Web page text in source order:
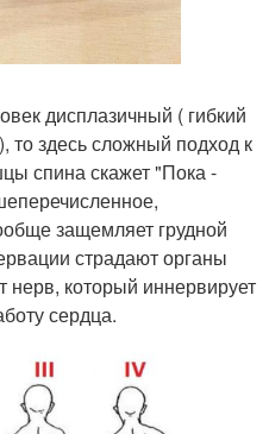
дисплазичный ( гибкий
то здесь сложный подход к
спина скажет "Пока -
защемляет грудной
страдают органы
нерв, который иннервирует
сердца.